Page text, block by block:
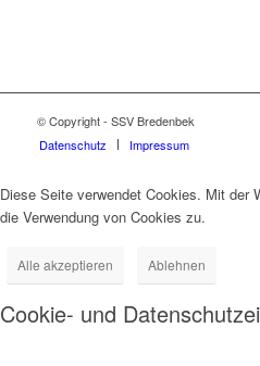
© Copyright - SSV Bredenbek
Datenschutz
Impressum
Diese Seite verwendet Cookies. Mit der
die Verwendung von Cookies zu.
Alle akzeptieren Ablehnen
Cookie- und